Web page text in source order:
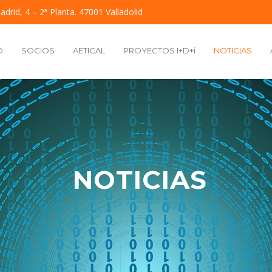
4 – 2ª Planta. 47001 Valladolid
SOCIOS AETICAL PROYECTOS I+D+i NOTICIAS
NOTICIAS